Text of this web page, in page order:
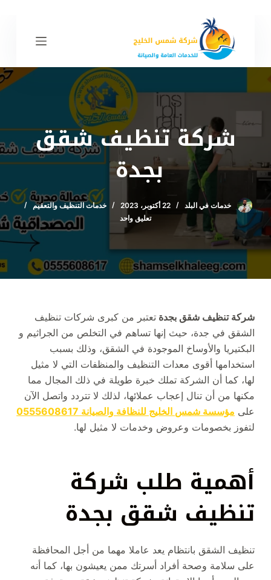
ا
ل
ى
م
ح
ت
ى
شركة تنظيف شقق
بجدة
خدمات في البلد 22 أكتوبر، 2023
خدمات التنظيف والتعقيم
تعليق واحد
شركة تنظيف شقق بجدة تعتبر من كبرى شركات تنظيف
الشقق في جدة، حيث إنها تساهم في التخلص من الجراثيم و
البكتيريا والأوساخ الموجودة في الشقق، وذلك بسبب
استخدامها أقوى معدات التنظيف والمنظفات التي لا مثيل
لها، كما أن الشركة تملك خبرة طويلة في ذلك المجال مما
مكنها من أن تنال إعجاب عملائها، لذلك لا تتردد واتصل الآن
على مؤسسة شمس الخليج للنظافة والصيانة 0555608617
لتفوز بخصومات وعروض وخدمات لا مثيل لها.
أهمية طلب شركة
تنظيف شقق بجدة
تنظيف الشقق بانتظام يعد عاملا مهما من أجل المحافظة
على سلامة وصحة أفراد أسرتك ممن يعيشون بها، كما أنه